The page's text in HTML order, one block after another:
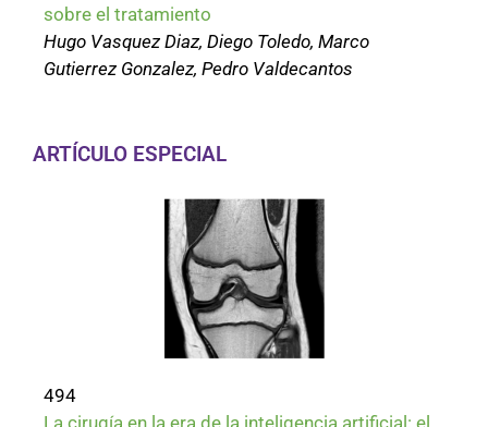
sobre el tratamiento
Hugo Vasquez Diaz, Diego Toledo, Marco
Gutierrez Gonzalez, Pedro Valdecantos
ARTÍCULO ESPECIAL
494
La cirugía en la era de la inteligencia artificial: el